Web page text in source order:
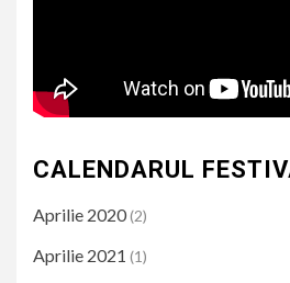
CALENDARUL
Aprilie 2020(2)
Aprilie 2021 (1)